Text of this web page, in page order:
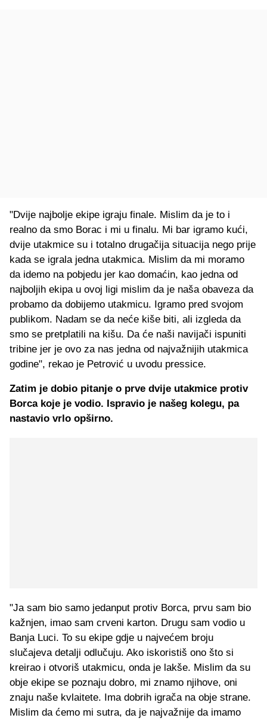
"Dvije najbolje ekipe igraju finale. Mislim da je to i
realno da smo Borac i mi u finalu. Mi bar igramo kući,
dvije utakmice su i totalno drugačija situacija nego prije
kada se igrala jedna utakmica. Mislim da mi moramo
da idemo na pobjedu jer kao domaćin, kao jedna od
najboljih ekipa u ovoj ligi mislim da je naša obaveza da
probamo da dobijemo utakmicu. Igramo pred svojom
publikom. Nadam se da neće kiše biti, ali izgleda da
smo se pretplatili na kišu. Da će naši navijači ispuniti
tribine jer je ovo za nas jedna od najvažnijih utakmica
godine", rekao je Petrović u uvodu pressice.
Zatim je dobio pitanje o prve dvije utakmice protiv
Borca koje je vodio. Ispravio je našeg kolegu, pa
nastavio vrlo opširno.
"Ja sam bio samo jedanput protiv Borca, prvu sam bio
kažnjen, imao sam crveni karton. Drugu sam vodio u
Banja Luci. To su ekipe gdje u najvećem broju
slučajeva detalji odlučuju. Ako iskoristiš ono što si
kreirao i otvoriš utakmicu, onda je lakše. Mislim da su
obje ekipe se poznaju dobro, mi znamo njihove, oni
znaju naše kvlaitete. Ima dobrih igrača na obje strane.
Mislim da ćemo mi sutra, da je najvažnije da imamo